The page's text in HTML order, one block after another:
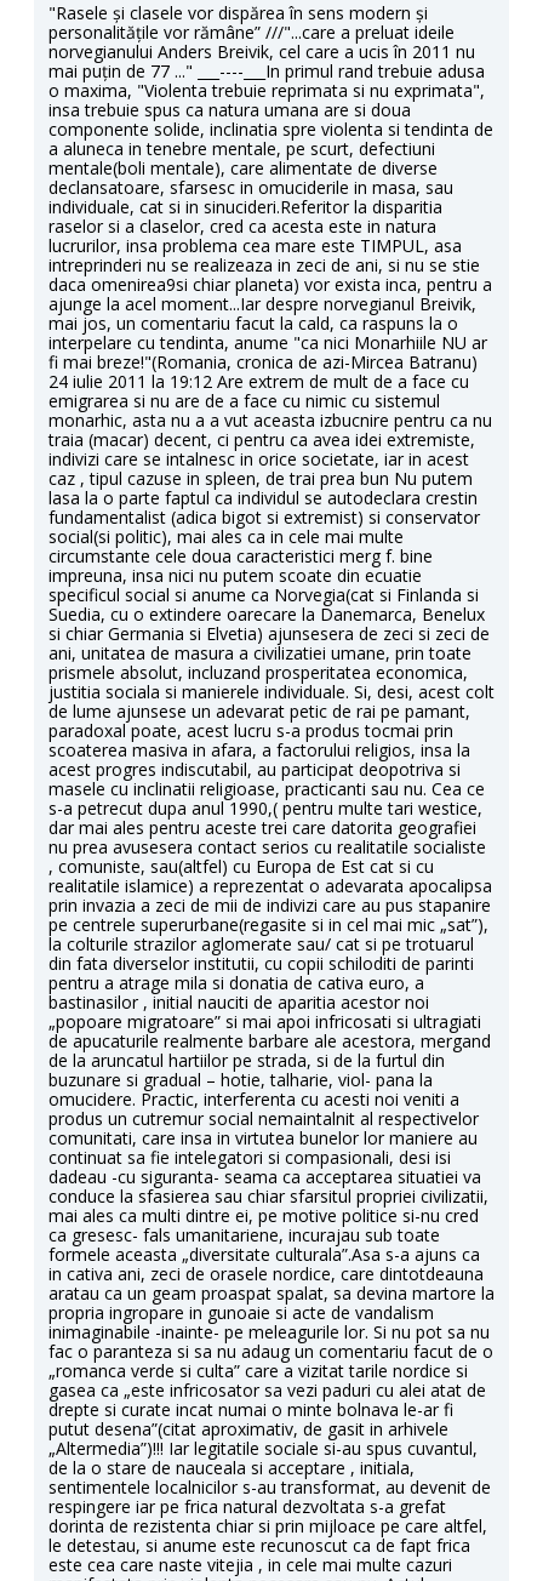
"Rasele și clasele vor dispărea în sens modern și
personalitățile vor rămâne” ///"...care a preluat ideile
norvegianului Anders Breivik, cel care a ucis în 2011 nu
mai puțin de 77 ..." ___----___In primul rand trebuie adusa
o maxima, "Violenta trebuie reprimata si nu exprimata",
insa trebuie spus ca natura umana are si doua
componente solide, inclinatia spre violenta si tendinta de
a aluneca in tenebre mentale, pe scurt, defectiuni
mentale(boli mentale), care alimentate de diverse
declansatoare, sfarsesc in omuciderile in masa, sau
individuale, cat si in sinucideri.Referitor la disparitia
raselor si a claselor, cred ca acesta este in natura
lucrurilor, insa problema cea mare este TIMPUL, asa
intreprinderi nu se realizeaza in zeci de ani, si nu se stie
daca omenirea9si chiar planeta) vor exista inca, pentru a
ajunge la acel moment...Iar despre norvegianul Breivik,
mai jos, un comentariu facut la cald, ca raspuns la o
interpelare cu tendinta, anume "ca nici Monarhiile NU ar
fi mai breze!"(Romania, cronica de azi-Mircea Batranu)
24 iulie 2011 la 19:12 Are extrem de mult de a face cu
emigrarea si nu are de a face cu nimic cu sistemul
monarhic, asta nu a a vut aceasta izbucnire pentru ca nu
traia (macar) decent, ci pentru ca avea idei extremiste,
indivizi care se intalnesc in orice societate, iar in acest
caz , tipul cazuse in spleen, de trai prea bun Nu putem
lasa la o parte faptul ca individul se autodeclara crestin
fundamentalist (adica bigot si extremist) si conservator
social(si politic), mai ales ca in cele mai multe
circumstante cele doua caracteristici merg f. bine
impreuna, insa nici nu putem scoate din ecuatie
specificul social si anume ca Norvegia(cat si Finlanda si
Suedia, cu o extindere oarecare la Danemarca, Benelux
si chiar Germania si Elvetia) ajunsesera de zeci si zeci de
ani, unitatea de masura a civilizatiei umane, prin toate
prismele absolut, incluzand prosperitatea economica,
justitia sociala si manierele individuale. Si, desi, acest colt
de lume ajunsese un adevarat petic de rai pe pamant,
paradoxal poate, acest lucru s-a produs tocmai prin
scoaterea masiva in afara, a factorului religios, insa la
acest progres indiscutabil, au participat deopotriva si
masele cu inclinatii religioase, practicanti sau nu. Cea ce
s-a petrecut dupa anul 1990,( pentru multe tari westice,
dar mai ales pentru aceste trei care datorita geografiei
nu prea avusesera contact serios cu realitatile socialiste
, comuniste, sau(altfel) cu Europa de Est cat si cu
realitatile islamice) a reprezentat o adevarata apocalipsa
prin invazia a zeci de mii de indivizi care au pus stapanire
pe centrele superurbane(regasite si in cel mai mic „sat”),
la colturile strazilor aglomerate sau/ cat si pe trotuarul
din fata diverselor institutii, cu copii schiloditi de parinti
pentru a atrage mila si donatia de cativa euro, a
bastinasilor , initial nauciti de aparitia acestor noi
„popoare migratoare” si mai apoi infricosati si ultragiati
de apucaturile realmente barbare ale acestora, mergand
de la aruncatul hartiilor pe strada, si de la furtul din
buzunare si gradual – hotie, talharie, viol- pana la
omucidere. Practic, interferenta cu acesti noi veniti a
produs un cutremur social nemaintalnit al respectivelor
comunitati, care insa in virtutea bunelor lor maniere au
continuat sa fie intelegatori si compasionali, desi isi
dadeau -cu siguranta- seama ca acceptarea situatiei va
conduce la sfasierea sau chiar sfarsitul propriei civilizatii,
mai ales ca multi dintre ei, pe motive politice si-nu cred
ca gresesc- fals umanitariene, incurajau sub toate
formele aceasta „diversitate culturala”.Asa s-a ajuns ca
in cativa ani, zeci de orasele nordice, care dintotdeauna
aratau ca un geam proaspat spalat, sa devina martore la
propria ingropare in gunoaie si acte de vandalism
inimaginabile -inainte- pe meleagurile lor. Si nu pot sa nu
fac o paranteza si sa nu adaug un comentariu facut de o
„romanca verde si culta” care a vizitat tarile nordice si
gasea ca „este infricosator sa vezi paduri cu alei atat de
drepte si curate incat numai o minte bolnava le-ar fi
putut desena”(citat aproximativ, de gasit in arhivele
„Altermedia”)!!! Iar legitatile sociale si-au spus cuvantul,
de la o stare de nauceala si acceptare , initiala,
sentimentele localnicilor s-au transformat, au devenit de
respingere iar pe frica natural dezvoltata s-a grefat
dorinta de rezistenta chiar si prin mijloace pe care altfel,
le detestau, si anume este recunoscut ca de fapt frica
este cea care naste vitejia , in cele mai multe cazuri